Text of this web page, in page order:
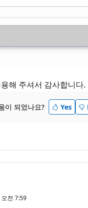
해 주셔서 감사합니다.
이 되었나요? Yes
전 7:59